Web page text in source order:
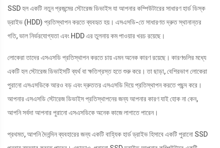
SSD হল একটি নতুন প্রজন্মের স্টোরেজ ডিভাইস যা আপনার কম্পিউটারের সাধারণ হার্ড ডিস্ক
ড্রাইভ (HDD) প্রতিস্থাপন করতে ব্যবহৃত হয়। এসএসডি-তে সাধারণত দ্রুত স্থানান্তর
গতি, ভাল নির্ভরযোগ্যতা এবং HDD এর তুলনায় কম পাওয়ার খরচ রয়েছে।
লোকেরা তাদের এসএসডি প্রতিস্থাপন করতে চায় এমন অনেক কারণ রয়েছে। কারণগুলির মধ্যে
একটি হল স্টোরেজ ডিভাইসটি ব্যর্থ বা ক্ষতিগ্রস্ত হতে শুরু করে। তা ছাড়া, বেশিরভাগ লোকেরা
পুরানো এসএসডিকে আরও বড় এবং দ্রুততর এসএসডি দিয়ে প্রতিস্থাপন করতে পছন্দ করে।
আপনার এসএসডি স্টোরেজ ডিভাইস প্রতিস্থাপনের জন্য আপনার কারণ যাই হোক না কেন,
আপনি সর্বদা আপনার পুরানো এসএসডিকে অনেক কাজে লাগাতে পারেন।
প্রথমত, আপনি দৈনন্দিন ব্যবহারের জন্য একটি বাহ্যিক হার্ড ড্রাইভ হিসাবে একটি পুরানো SSD